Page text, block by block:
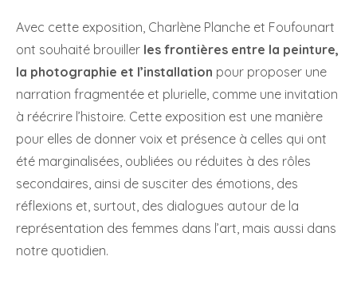
Avec cette exposition, Charlène Planche et Foufounart
ont souhaité brouiller les frontières entre la peinture,
la photographie et l’installation pour proposer une
narration fragmentée et plurielle, comme une invitation
à réécrire l’histoire. Cette exposition est une manière
pour elles de donner voix et présence à celles qui ont
été marginalisées, oubliées ou réduites à des rôles
secondaires, ainsi de susciter des émotions, des
réflexions et, surtout, des dialogues autour de la
représentation des femmes dans l’art, mais aussi dans
notre quotidien.